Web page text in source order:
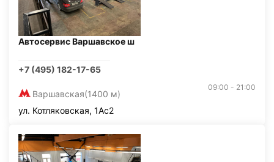
Автосервис Варшавское ш
+7 (495) 182-17-65
Варшавская(1400 м)
09:00 - 21:00
ул. Котляковская, 1Ас2